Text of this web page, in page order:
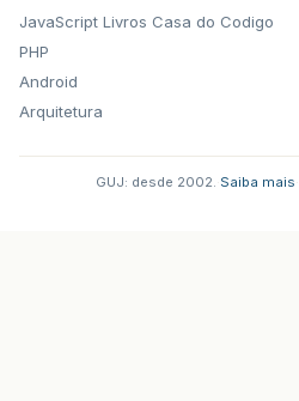
JavaScript
PHP
Android
Arquitetura
Livros Casa do Codigo
GUJ: desde 2002. Saiba mais